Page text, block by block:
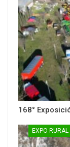
168°
EXPO RURAL